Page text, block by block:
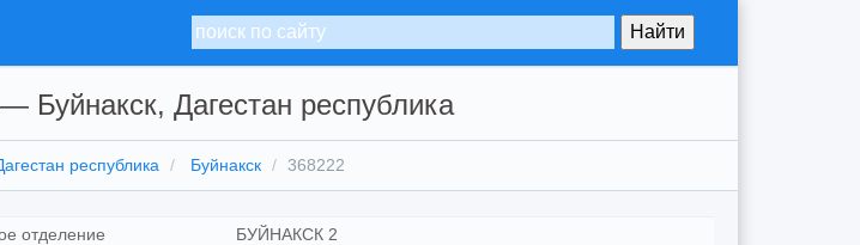
Буйнакск, Дагестан республика
республика Буйнакск 368222
отделение
БУЙНАКСК 2